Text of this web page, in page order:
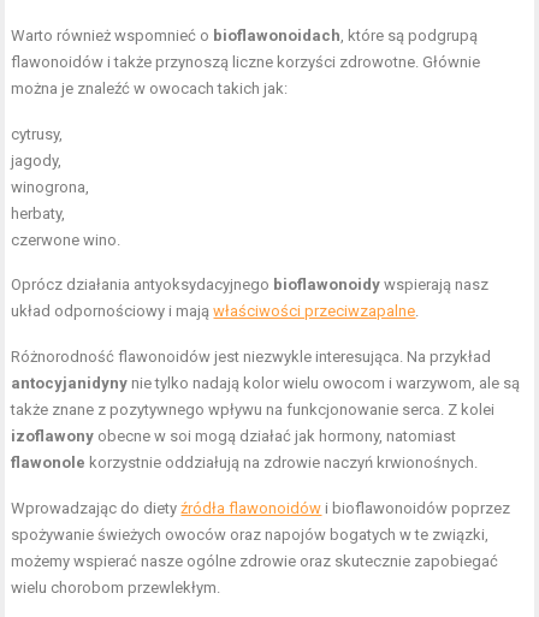
Warto również wspomnieć o bioflawonoidach , które są podgrupą
flawonoidów i także przynoszą liczne korzyści zdrowotne. Głównie
można je znaleźć w owocach takich jak:
cytrusy,
jagody,
winogrona,
herbaty,
czerwone wino.
Oprócz działania antyoksydacyjnego bioflawonoidy wspierają nasz
układ odpornościowy i mająwłaściwości przeciwzapalne
Różnorodność flawonoidów jest niezwykle interesująca. Na przykład
antocyjanidyny nie tylko nadają kolor wielu owocom i warzywom, ale są
także znane z pozytywnego wpływu na funkcjonowanie serca. Z kolei
izoflawony obecne w soi mogą działać jak hormony, natomiast
flawonole korzystnie oddziałują na zdrowie naczyń krwionośnych.
Wprowadzając do dietyźródła flawonoidów i bioflawonoidów poprzez
spożywanie świeżych owoców oraz napojów bogatych w te związki,
możemy wspierać nasze ogólne zdrowie oraz skutecznie zapobiegać
wielu chorobom przewlekłym.